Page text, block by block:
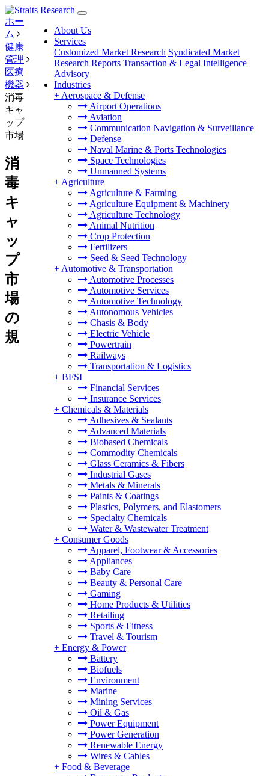
About Us
Services
Customized Market Research Syndicated Market
Research Reports Transaction & Legal Intelligence
Advisory
Industries
+ Aerospace & Defense
Airport Operations
Aviation
Communication Navigation & Surveillance
Defense
Naval Marine & Ports Technologies
Space Technologies
Unmanned Systems
+ Agriculture
Agriculture & Farming
Agriculture Equipment & Machinery
Agriculture Technology
Animal Nutrition
Crop Protection
Fertilizers
Seed & Seed Technology
+ Automotive & Transportation
Automotive Processes
Automotive Services
Automotive Technology
Autonomous Vehicles
Chasis & Body
Electric Vehicle
Powertrain
Railways
Transportation & Logistics
+ BFSI
Financial Services
Insurance Services
+ Chemicals & Materials
Adhesives & Sealants
Advanced Materials
Biobased Chemicals
Commodity Chemicals
Glass Ceramics & Fibers
Industrial Gases
Metals & Minerals
Paints & Coatings
Plastics, Polymers, and Elastomers
Specialty Chemicals
Water & Wastewater Treatment
+ Consumer Goods
Apparel, Footwear & Accessories
Appliances
Baby Care
Beauty & Personal Care
Gaming
Home Products & Utilities
Retailing
Sports & Fitness
Travel & Tourism
+ Energy & Power
Battery
Biofuels
Environment
Marine
Mining Services
Oil & Gas
Power Equipment
Power Generation
Renewable Energy
Wires & Cables
+ Food & Beverage
ホー
ム
健康
管理
医療
機器
消毒
キャ
ップ
市場
消
毒
キ
ャ
ッ
プ
市
場
の
規